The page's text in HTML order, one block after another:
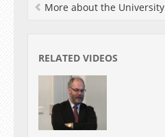
More about the University
RELATED VIDEOS